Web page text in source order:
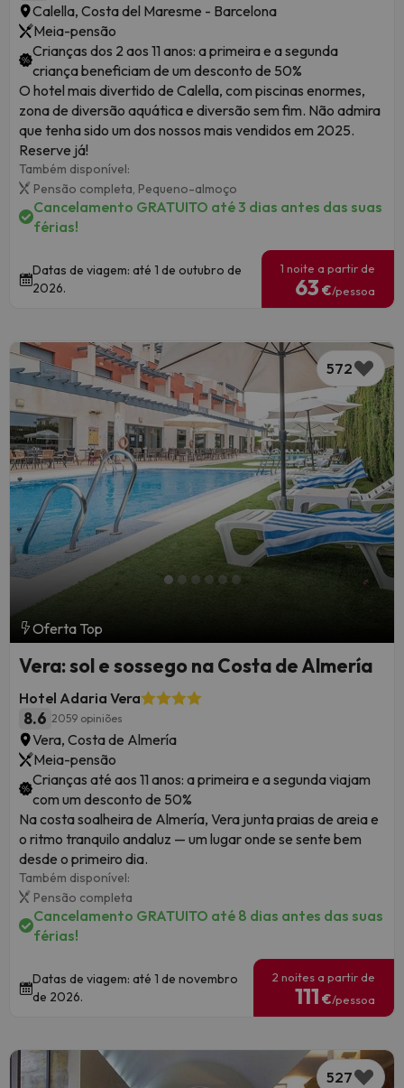
Calella, Costa del Maresme - Barcelona
Meia-pensão
Crianças dos 2 aos 11 anos: a primeira e a segunda
criança beneficiam de um desconto de 50%
O hotel mais divertido de Calella, com piscinas enormes,
zona de diversão aquática e diversão sem fim. Não admira
que tenha sido um dos nossos mais vendidos em 2025.
Reserve já!
Também disponível:
Pensão completa, Pequeno-almoço
Cancelamento GRATUITO até 3 dias antes das suas
férias!
Datas de viagem: até 1 de outubro de
2026.
1 noite a partir de
63 €/pessoa
572
Oferta Top
Vera: sol e sossego na Costa de Almería
Hotel Adaria Vera
8.6 2059 opiniões
Vera, Costa de Almería
Meia-pensão
Crianças até aos 11 anos: a primeira e a segunda viajam
com um desconto de 50%
Na costa soalheira de Almería, Vera junta praias de areia e
o ritmo tranquilo andaluz — um lugar onde se sente bem
desde o primeiro dia.
Também disponível:
Pensão completa
Cancelamento GRATUITO até 8 dias antes das suas
férias!
Datas de viagem: até 1 de novembro
de 2026.
2 noites a partir de
111 €/pessoa
527